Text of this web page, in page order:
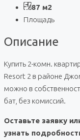
87 м2
Площадь
Описание
Купить 2-комн.
Resort 2 в районе
можно в
бат, без комиссий.
Оставьте заявку
узнать